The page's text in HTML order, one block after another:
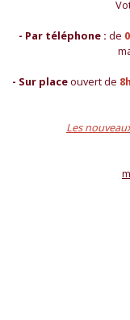
- Par téléphone : de
- Sur placeouvert de
Les